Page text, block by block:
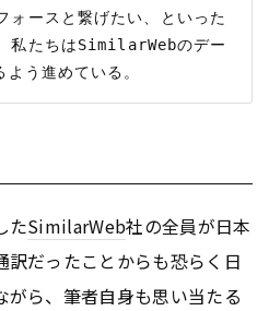
ォースと繋げたい、といった
私たちはSimilarWebのデー
たSimilarWeb社の全員が日本
だったことからも恐らく日
ら、筆者自身も思い当たる